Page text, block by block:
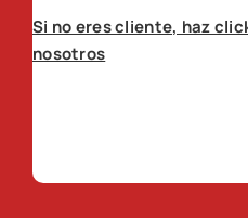
Si no eres cliente, haz
nosotros